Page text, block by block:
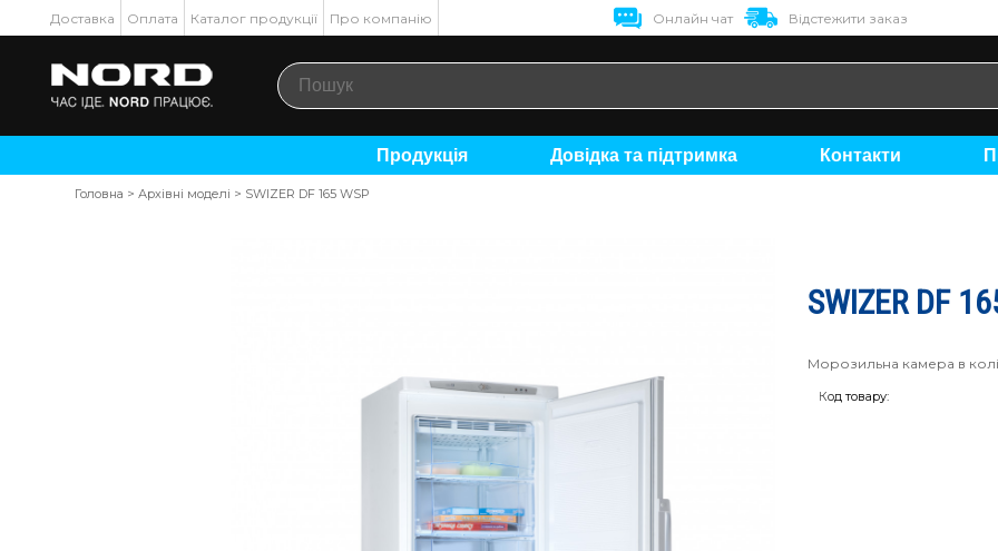
Доставка Оплата Каталог продукції Про компанію Онлайн чат Відстежити заказ
Продукція Довідка та підтримка Контакти
Головна >Архівні моделі > SWIZER DF 165 WSP
SWIZER DF
Морозильна камера в
Код товару: